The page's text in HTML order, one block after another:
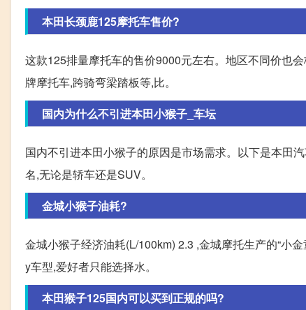
本田长颈鹿125摩托车售价?
这款125排量摩托车的售价9000元左右。地区不同价也
牌摩托车,跨骑弯梁踏板等,比。
国内为什么不引进本田小猴子_车坛
国内不引进本田小猴子的原因是市场需求。以下是本田
名,无论是轿车还是SUV。
金城小猴子油耗?
金城小猴子经济油耗(L/100km) 2.3 ,金城摩托生产的“小
y车型,爱好者只能选择水。
本田猴子125国内可以买到正规的吗?